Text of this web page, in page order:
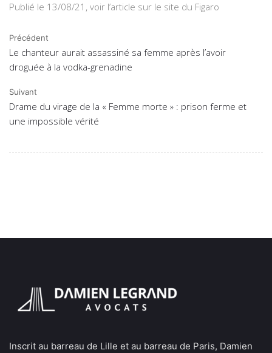
Publié le 13/08/21, voir l’article sur le site du Figaro
Précédent
Le chanteur aurait assassiné sa femme après l’avoir
droguée à la vodka-grenadine
Suivant
Drame du virage de la « Femme morte » : prison ferme et
une impossible vérité
Inscrit au barreau de Lille et au barreau de Paris, Damien